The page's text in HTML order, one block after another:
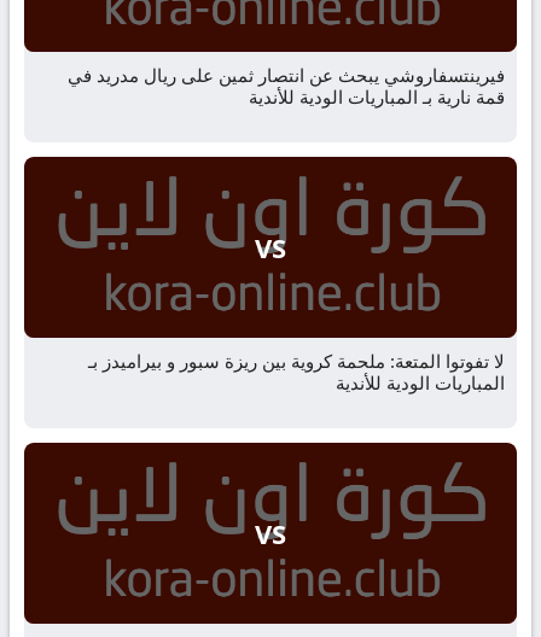
فيرينتسفاروشي يبحث عن انتصار ثمين على ريال مدريد في
قمة نارية بـ المباريات الودية للأندية
VS
لا تفوتوا المتعة: ملحمة كروية بين ريزة سبور و بيراميدز بـ
المباريات الودية للأندية
VS